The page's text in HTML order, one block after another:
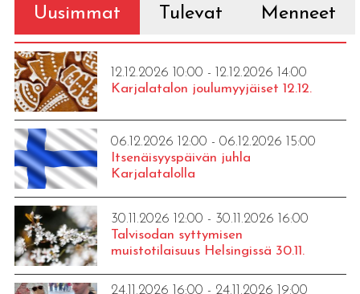
Uusimmat Tulevat Menneet
12.12.2026 10:00 - 12.12.2026 14:00
Karjalatalon joulumyyjäiset 12.12.
06.12.2026 12:00 - 06.12.2026 15:00
Itsenäisyyspäivän juhla
Karjalatalolla
30.11.2026 12:00 - 30.11.2026 16:00
Talvisodan syttymisen
muistotilaisuus Helsingissä 30.11.
24.11.2026 16:00 - 24.11.2026 19:00